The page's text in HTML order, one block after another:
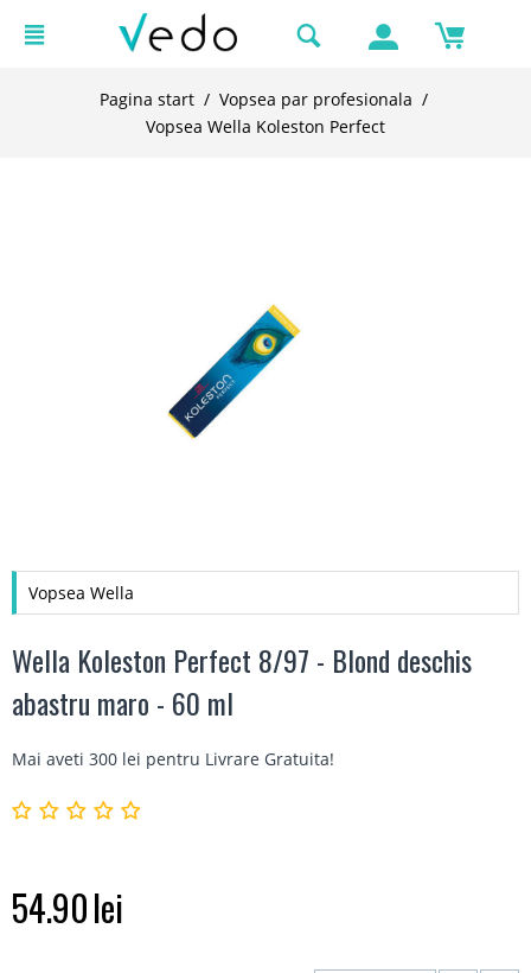
Pagina start / Vopsea par profesionala /
Vopsea Wella Koleston Perfect
Vopsea Wella
Wella Koleston Perfect 8/97 - Blond deschis
abastru maro - 60 ml
Mai aveti 300 lei pentru Livrare Gratuita!
54.90lei